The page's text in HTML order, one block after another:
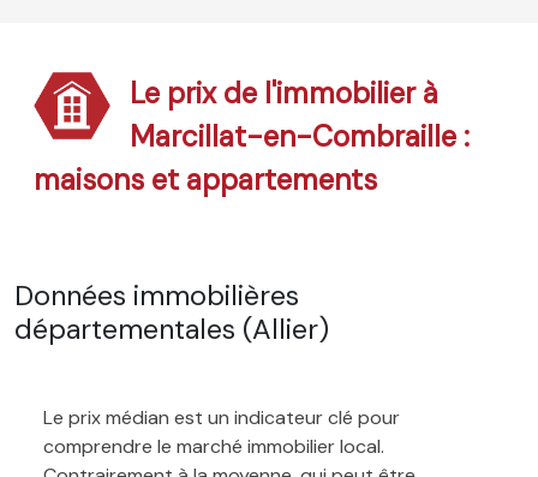
Le prix de l'immobilier à
Marcillat-en-Combraille :
maisons et appartements
Données immobilières
départementales (Allier)
Le prix médian est un indicateur clé pour
comprendre le marché immobilier local.